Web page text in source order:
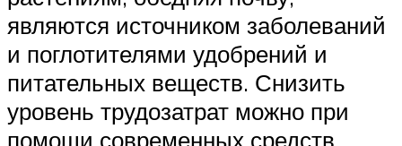
являются источником заболеваний
и поглотителями удобрений и
питательных веществ. Снизить
уровень трудозатрат можно при
помощи современных средств